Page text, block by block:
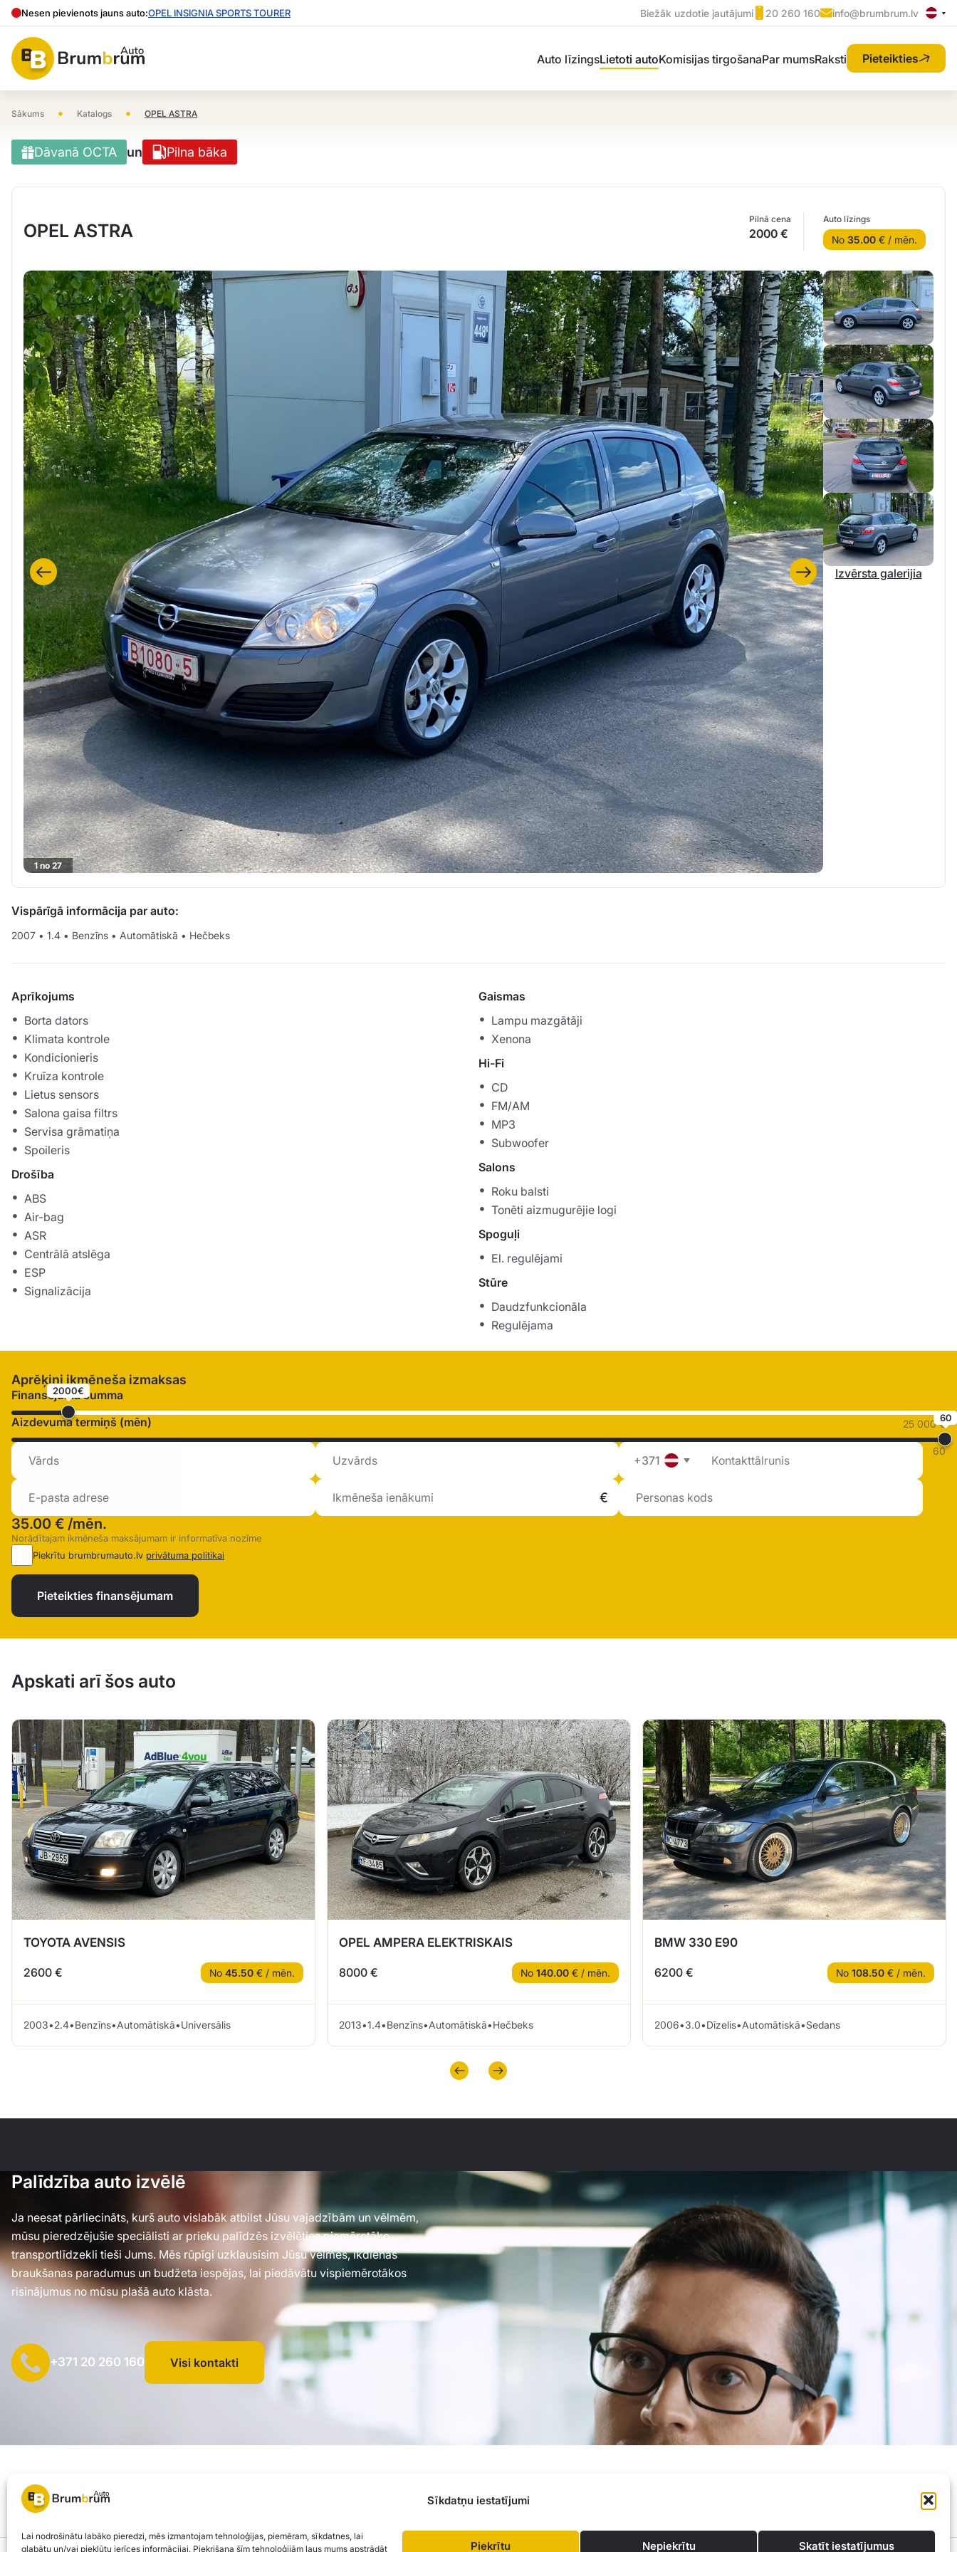
Sīkdatņu iestatījumi
Lai nodrošinātu labāko pieredzi, mēs izmantojam tehnoloģijas, piemēram, sīkdatnes, lai
glabātu un/vai piekļūtu ierīces informācijai. Piekrišana šīm tehnoloģijām ļaus mums apstrādāt
Piekrītu Nepiekrītu Skatīt iestatījumus
Nesen pievienots jauns auto:OPEL INSIGNIA SPORTS TOURER Biežāk uzdotie jautājumi 20 260 160 info@brumbrum.lv
Auto līzingsLietoti autoKomisijas tirgošanaPar mumsRaksti Pieteikties
Sākums • Katalogs • OPEL ASTRA
Dāvanā OCTA un Pilna bāka
OPEL ASTRA
Pilnā cena
2000 €
Auto līzings
No 35.00 € / mēn.
1 no 27
Izvērsta galerijia
Vispārīgā informācija par auto:
2007 • 1.4 • Benzīns • Automātiskā • Hečbeks
Aprīkojums
Borta dators
Klimata kontrole
Kondicionieris
Kruīza kontrole
Lietus sensors
Salona gaisa filtrs
Servisa grāmatiņa
Spoileris
Drošība
ABS
Air-bag
ASR
Centrālā atslēga
ESP
Signalizācija
Gaismas
Lampu mazgātāji
Xenona
Hi-Fi
CD
FM/AM
MP3
Subwoofer
Salons
Roku balsti
Tonēti aizmugurējie logi
Spoguļi
El. regulējami
Stūre
Daudzfunkcionāla
Regulējama
Aprēķini ikmēneša izmaksas
Finansējuma summa
2000€
25 000 €
Aizdevuma termiņš (mēn) 60
60
+371
35.00 € /mēn.
Norādītajam ikmēneša maksājumam ir informatīva nozīme
Piekrītu brumbrumauto.lv privātuma politikai
Pieteikties finansējumam
Apskati arī šos auto
TOYOTA AVENSIS
2600 € No 45.50 € / mēn.
2003•2.4•Benzīns•Automātiskā•Universālis
OPEL AMPERA ELEKTRISKAIS
8000 € No 140.00 € / mēn.
2013•1.4•Benzīns•Automātiskā•Hečbeks
BMW 330 E90
6200 € No 108.50 € / mēn.
2006•3.0•Dīzelis•Automātiskā•Sedans
Palīdzība auto izvēlē
Ja neesat pārliecināts, kurš auto vislabāk atbilst Jūsu vajadzībām un vēlmēm,
mūsu pieredzējušie speciālisti ar prieku palīdzēs izvēlēties piemērotāko
transportlīdzekli tieši Jums. Mēs rūpīgi uzklausīsim Jūsu vēlmes, ikdienas
braukšanas paradumus un budžeta iespējas, lai piedāvātu vispiemērotākos
risinājumus no mūsu plašā auto klāsta.
+371 20 260 160 Visi kontakti
SIA "AUTOCLICK", Reģ. Nr. 40203371960, Adrese: Mazjumpravas iela 77, Rīga, LV-1063 |
© 2026 Brum Brum Auto